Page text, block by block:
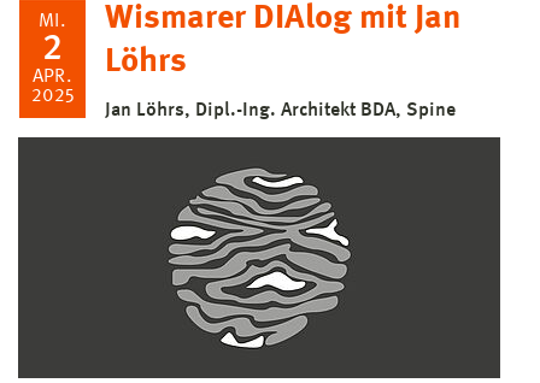
MI.
2
APR.
2025
Wismarer DIAlog mit Jan
Löhrs
Jan Löhrs, Dipl.-Ing. Architekt BDA, Spine